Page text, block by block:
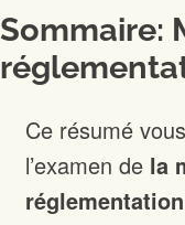
Sommaire:
Ce résumé
l’examen de la